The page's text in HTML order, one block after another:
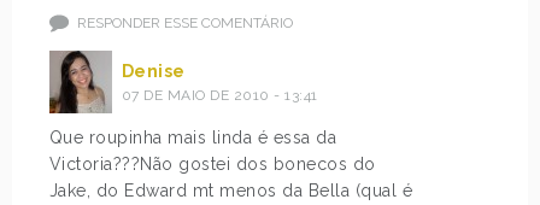
RESPONDER ESSE COMENTÁRIO
Denise
07 DE MAIO DE 2010 - 13:41
Que roupinha mais linda é essa da
Victoria???Não gostei dos bonecos do
Jake, do Edward mt menos da Bella (qual é